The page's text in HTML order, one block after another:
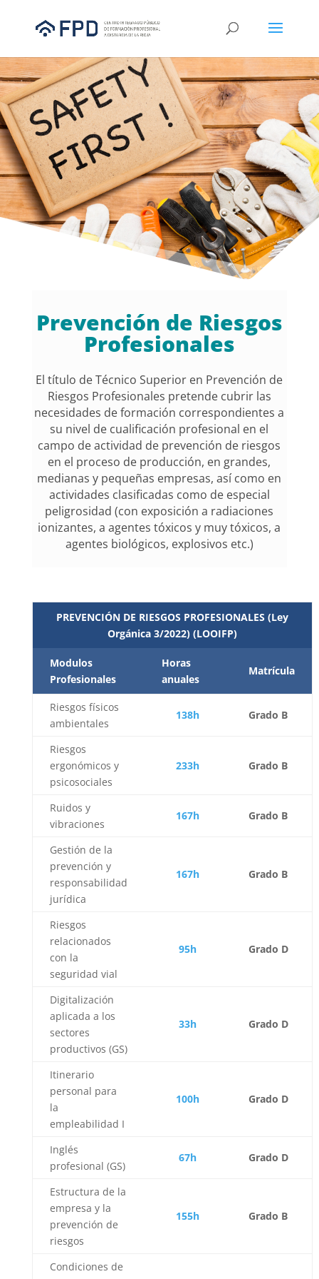
Prevención de Riesgos
Profesionales
El título de Técnico Superior en Prevención de
Riesgos Profesionales pretende cubrir las
necesidades de formación correspondientes a
su nivel de cualificación profesional en el
campo de actividad de prevención de riesgos
en el proceso de producción, en grandes,
medianas y pequeñas empresas, así como en
actividades clasificadas como de especial
peligrosidad (con exposición a radiaciones
ionizantes, a agentes tóxicos y muy tóxicos, a
agentes biológicos, explosivos etc.)
PREVENCIÓN DE RIESGOS PROFESIONALES (Ley
Orgánica 3/2022) (LOOIFP)
Modulos
Profesionales
Horas
anuales
Matrícula
Riesgos físicos
ambientales
138h Grado B
Riesgos
ergonómicos y
psicosociales
233h Grado B
Ruidos y
vibraciones
167h Grado B
Gestión de la
prevención y
responsabilidad
jurídica
167h Grado B
Riesgos
relacionados
con la
seguridad vial
95h Grado D
Digitalización
aplicada a los
sectores
productivos (GS)
33h Grado D
Itinerario
personal para
la
empleabilidad I
100h Grado D
Inglés
profesional (GS)
67h Grado D
Estructura de la
empresa y la
prevención de
riesgos
155h Grado B
Condiciones de
Hola! 👋 Bienvenido/a al asistente virtual
del Centro Integrado Público de FP a
Distancia de La Rioja. Estoy aquí para
ayudarte con información sobre nuestra
ayudarte hoy?